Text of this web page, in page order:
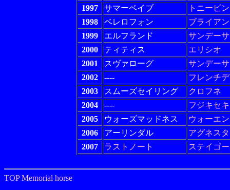
1997
サマーベイブ
トニービン
1998
ベレロフォン
ブライア
1999
エルフランド
サンデー
2000
ティティス
エリシオ
2001
スヴァローグ
サンデー
2002
----
フレンチ
2003
スムーズセイリング
クロフネ
2004
----
フジキセキ
2005
ウォーズマッドネス
ウォーエ
2006
アーリンダル
アグネス
2007
ラストノート ステイゴ
TOP Memorial horse